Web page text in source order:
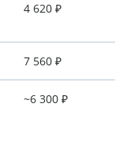
4 620 ₽
7 560 ₽
~6 300 ₽